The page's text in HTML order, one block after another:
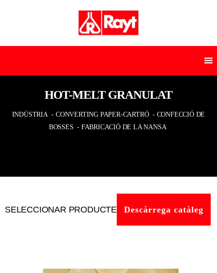
HOT-MELT GRANULAT
INDÚSTRIA - CONVERTING PAPER-CARTRÓ - CONFECCIÓ DE
BOSSES - FABRICACIÓ DE LA NANSA
SELECCIONAR PRODUCTE Descàrrega catàleg